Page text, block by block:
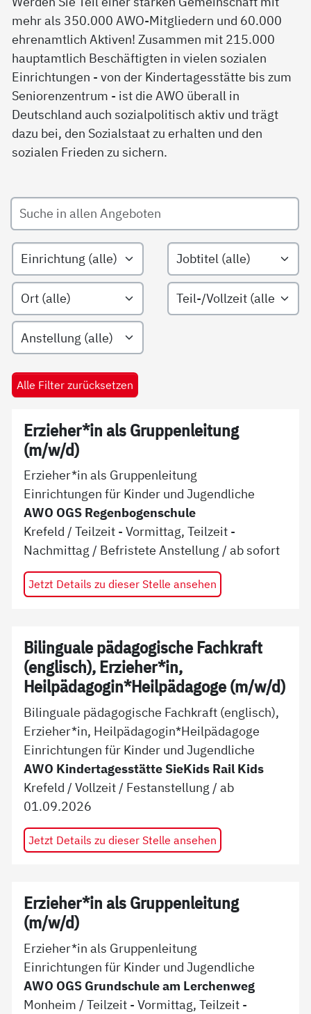
mehr als 350.000 AWO-Mitgliedern und 60.000
ehrenamtlich Aktiven! Zusammen mit 215.000
hauptamtlich Beschäftigten in vielen sozialen
Einrichtungen - von der Kindertagesstätte bis zum
Seniorenzentrum - ist die AWO überall in
Deutschland auch sozialpolitisch aktiv und trägt
dazu bei, den Sozialstaat zu erhalten und den
sozialen Frieden zu sichern.
Suche in allen Angeboten
Filtern nach EinrichtungsartenFiltern nach Jobtitel
Filtern nach Ort Filtern nach Teil-/Vollzeit
Filtern nach Anstellungsart
Alle Filter zurücksetzen
Erzieher*in als Gruppenleitung
(m/w/d)
Erzieher*in als Gruppenleitung
Einrichtungen für Kinder und Jugendliche
AWO OGS Regenbogenschule
Krefeld /Teilzeit - Vormittag, Teilzeit -
Nachmittag / Befristete Anstellung / absofort
Jetzt Details zu dieser Stelle ansehen
Bilinguale pädagogische Fachkraft
(englisch), Erzieher*in,
Heilpädagogin*Heilpädagoge (m/w/d)
Bilinguale pädagogische Fachkraft (englisch),
Erzieher*in, Heilpädagogin*Heilpädagoge
Einrichtungen für Kinder und Jugendliche
AWO Kindertagesstätte SieKids Rail Kids
Krefeld /Vollzeit / Festanstellung / ab
01.09.2026
Jetzt Details zu dieser Stelle ansehen
Erzieher*in als Gruppenleitung
(m/w/d)
Erzieher*in als Gruppenleitung
Einrichtungen für Kinder und Jugendliche
AWO OGS Grundschule am Lerchenweg
Monheim /Teilzeit - Vormittag, Teilzeit -